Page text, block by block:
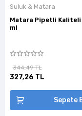
Suluk & Matara
Matara Pipetli Kaliteli
ml
344,49 TL
327,26 TL
Sepete